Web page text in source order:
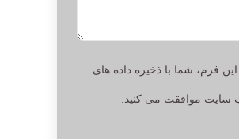
فرم، شما با ذخیره داده های
سایت موافقت می کنید.